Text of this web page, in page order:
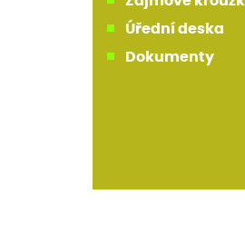
Úřední deska
Dokumenty